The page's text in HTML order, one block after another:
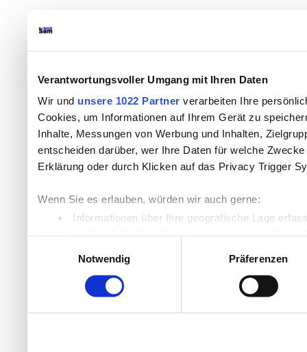
Verantwortungsvoller Umgang mit Ihren Daten
Wir und unsere 1022 Partner verarbeiten Ihre
Cookies, um Informationen auf Ihrem Gerät zu
Inhalte, Messungen von Werbung und Inhalten,
entscheiden darüber, wer Ihre Daten für welche
Erklärung oder durch Klicken auf das Privacy Trigger
Wenn Sie es erlauben, würden wir auch gerne:
Informationen über Ihre geografische Lage
Wir verwenden Cookies, um Inhalte und Anzeigen zu
die Zugriffe auf unsere Website zu analysieren.
Notwendig
Präferenzen